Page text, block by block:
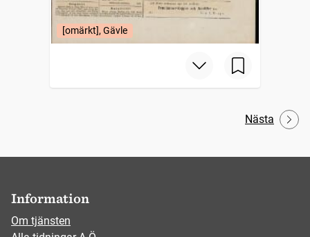
[omärkt], Gävle
Nästa
Information
Om tjänsten